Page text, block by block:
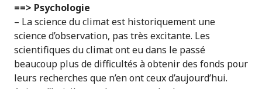
==> Psychologie
– La science du climat est historiquement une
science d’observation, pas très excitante. Les
scientifiques du climat ont eu dans le passé
beaucoup plus de difficultés à obtenir des fonds pour
leurs recherches que n’en ont ceux d’aujourd’hui.